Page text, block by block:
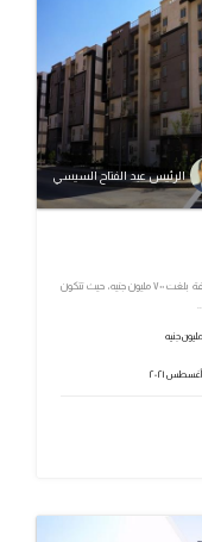
الرئيس عبد الفتاح السيسي
تم الانتهاء من تنفيذ ٨٠ عمارة بإجمالي ١,٩٢٠ وحدة سكنية بتكلفة بلغت ٧٠٠ مليون جنيه، حيث تتكون